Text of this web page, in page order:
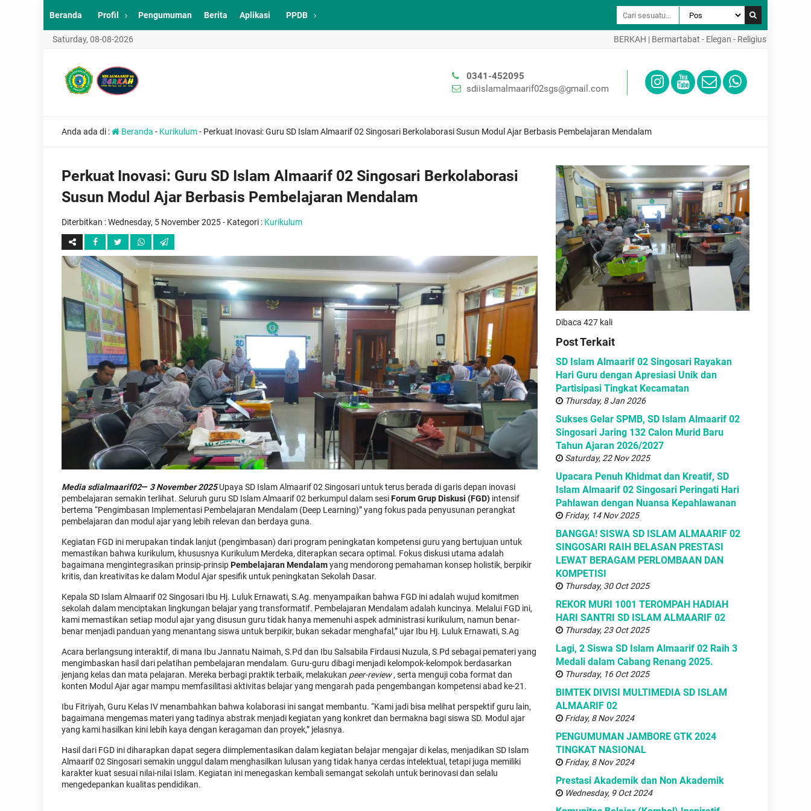
Beranda Profil Pengumuman Berita Aplikasi PPDB
Saturday, 08-08-2026 BERKAH | Bermartabat - Elegan - Religius - Kreatif - Aktif -
0341-452095
sdiislamalmaarif02sgs@gmail.com
Anda ada di : Beranda - Kurikulum- Perkuat Inovasi: Guru SD Islam Almaarif 02 Singosari Berkolaborasi Susun Modul Ajar Berbasis Pembelajaran Mendalam
Perkuat Inovasi: Guru SD Islam Almaarif 02 Singosari Berkolaborasi
Susun Modul Ajar Berbasis Pembelajaran Mendalam
Diterbitkan :Wednesday, 5 November 2025- Kategori : Kurikulum
Media sdialmaarif02— 3 November 2025Upaya SD Islam Almaarif 02 Singosari untuk terus berada di garis depan inovasi
pembelajaran semakin terlihat. Seluruh guru SD Islam Almaarif 02 berkumpul dalam sesiForum Grup Diskusi (FGD) intensif
bertema “Pengimbasan Implementasi Pembelajaran Mendalam (Deep Learning)” yang fokus pada penyusunan perangkat
pembelajaran dan modul ajar yang lebih relevan dan berdaya guna.
Kegiatan FGD ini merupakan tindak lanjut (pengimbasan) dari program peningkatan kompetensi guru yang bertujuan untuk
memastikan bahwa kurikulum, khususnya Kurikulum Merdeka, diterapkan secara optimal. Fokus diskusi utama adalah
bagaimana mengintegrasikan prinsip-prinsipPembelajaran Mendalamyang mendorong pemahaman konsep holistik, berpikir
kritis, dan kreativitas ke dalam Modul Ajar spesifik untuk peningkatan Sekolah Dasar.
Kepala SD Islam Almaarif 02 Singosari Ibu Hj. Luluk Ernawati, S.Ag. menyampaikan bahwa FGD ini adalah wujud komitmen
sekolah dalam menciptakan lingkungan belajar yang transformatif. Pembelajaran Mendalam adalah kuncinya. Melalui FGD ini,
kami memastikan setiap modul ajar yang disusun guru tidak hanya memenuhi aspek administrasi kurikulum, namun benar-
benar menjadi panduan yang menantang siswa untuk berpikir, bukan sekadar menghafal,” ujar Ibu Hj. Luluk Ernawati, S.Ag
Acara berlangsung interaktif, di mana Ibu Jannatu Naimah, S.Pd dan Ibu Salsabila Firdausi Nuzula, S.Pd sebagai pemateri yang
mengimbaskan hasil dari pelatihan pembelajaran mendalam. Guru-guru dibagi menjadi kelompok-kelompok berdasarkan
jenjang kelas dan mata pelajaran. Mereka berbagi praktik terbaik, melakukan peer-review, serta menguji coba format dan
konten Modul Ajar agar mampu memfasilitasi aktivitas belajar yang mengarah pada pengembangan kompetensi abad ke-21.
Ibu Fitriyah, Guru Kelas IV menambahkan bahwa kolaborasi ini sangat membantu. “Kami jadi bisa melihat perspektif guru lain,
bagaimana mengemas materi yang tadinya abstrak menjadi kegiatan yang konkret dan bermakna bagi siswa SD. Modul ajar
yang kami hasilkan kini lebih kaya dengan keragaman dan proyek,” jelasnya.
Hasil dari FGD ini diharapkan dapat segera diimplementasikan dalam kegiatan belajar mengajar di kelas, menjadikan SD Islam
Almaarif 02 Singosari semakin unggul dalam menghasilkan lulusan yang tidak hanya cerdas intelektual, tetapi juga memiliki
karakter kuat sesuai nilai-nilai Islam. Kegiatan ini menegaskan kembali semangat sekolah untuk berinovasi dan selalu
mengedepankan kualitas pendidikan.
Dibaca 427 kali
Post Terkait
SD Islam Almaarif 02 Singosari Rayakan
Hari Guru dengan Apresiasi Unik dan
Partisipasi Tingkat Kecamatan
Thursday, 8 Jan 2026
Sukses Gelar SPMB, SD Islam Almaarif 02
Singosari Jaring 132 Calon Murid Baru
Tahun Ajaran 2026/2027
Saturday, 22 Nov 2025
Upacara Penuh Khidmat dan Kreatif, SD
Islam Almaarif 02 Singosari Peringati Hari
Pahlawan dengan Nuansa Kepahlawanan
Friday, 14 Nov 2025
BANGGA! SISWA SD ISLAM ALMAARIF 02
SINGOSARI RAIH BELASAN PRESTASI
LEWAT BERAGAM PERLOMBAAN DAN
KOMPETISI
Thursday, 30 Oct 2025
REKOR MURI 1001 TEROMPAH HADIAH
HARI SANTRI SD ISLAM ALMAARIF 02
Thursday, 23 Oct 2025
Lagi, 2 Siswa SD Islam Almaarif 02 Raih 3
Medali dalam Cabang Renang 2025.
Thursday, 16 Oct 2025
BIMTEK DIVISI MULTIMEDIA SD ISLAM
ALMAARIF 02
Friday, 8 Nov 2024
PENGUMUMAN JAMBORE GTK 2024
TINGKAT NASIONAL
Friday, 8 Nov 2024
Prestasi Akademik dan Non Akademik
Wednesday, 9 Oct 2024